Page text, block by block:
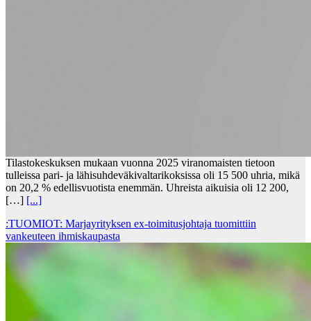
Tilastokeskuksen mukaan vuonna 2025 viranomaisten tietoon
tulleissa pari- ja lähisuhdeväkivaltarikoksissa oli 15 500 uhria, mikä
on 20,2 % edellisvuotista enemmän. Uhreista aikuisia oli 12 200,
[…] [...]
:TUOMIOT: Marjayrityksen ex-toimitusjohtaja tuomittiin
vankeuteen ihmiskaupasta